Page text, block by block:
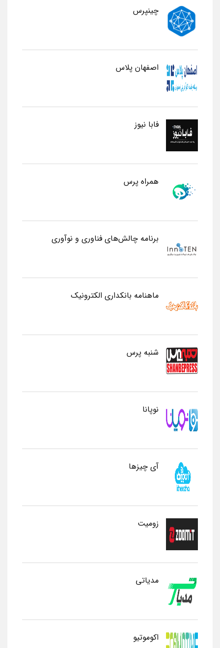
چینپرس
اصفهان پلاس
فابا نیوز
همراه پرس
برنامه چالش‌های فناوری و نوآوری
ماهنامه بانکداری الکترونیک
شنبه پرس
نوپانا
آی چیزها
زومیت
مدیاتی
اکوموتیو